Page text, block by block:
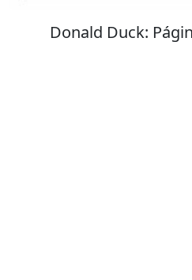
Stitch: Página